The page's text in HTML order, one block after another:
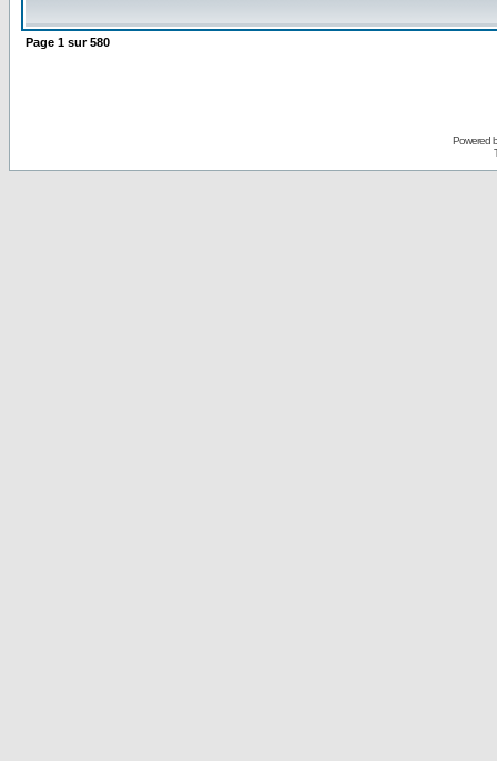
Page 1 sur580
Powered